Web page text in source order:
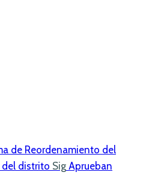
de Reordenamiento del
del distrito Sig Aprueban